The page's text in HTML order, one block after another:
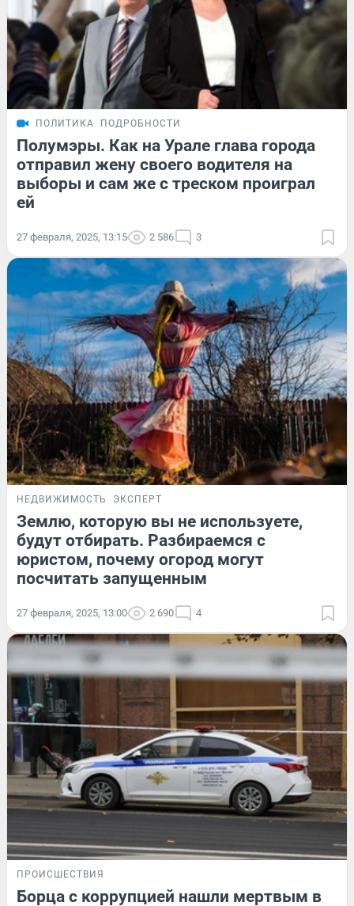
ПОЛИТИКА ПОДРОБНОСТИ
Полумэры. Как на Урале глава города
отправил жену своего водителя на
выборы и сам же с треском проиграл
ей
27 февраля, 2025, 13:15 2 586 3
НЕДВИЖИМОСТЬ ЭКСПЕРТ
Землю, которую вы не используете,
будут отбирать. Разбираемся с
юристом, почему огород могут
посчитать запущенным
27 февраля, 2025, 13:00 2 690 4
ПРОИСШЕСТВИЯ
Борца с коррупцией нашли мертвым в